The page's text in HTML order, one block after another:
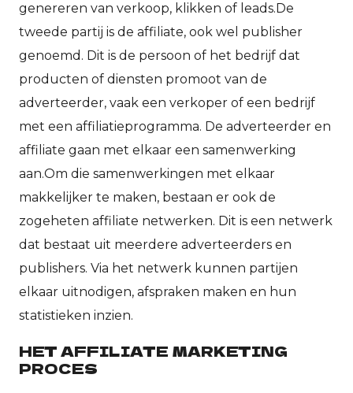
genereren van verkoop, klikken of leads.De
tweede partij is de affiliate, ook wel publisher
genoemd. Dit is de persoon of het bedrijf dat
producten of diensten promoot van de
adverteerder, vaak een verkoper of een bedrijf
met een affiliatieprogramma. De adverteerder en
affiliate gaan met elkaar een samenwerking
aan.Om die samenwerkingen met elkaar
makkelijker te maken, bestaan er ook de
zogeheten affiliate netwerken. Dit is een netwerk
dat bestaat uit meerdere adverteerders en
publishers. Via het netwerk kunnen partijen
elkaar uitnodigen, afspraken maken en hun
statistieken inzien.
HET AFFILIATE MARKETING
PROCES